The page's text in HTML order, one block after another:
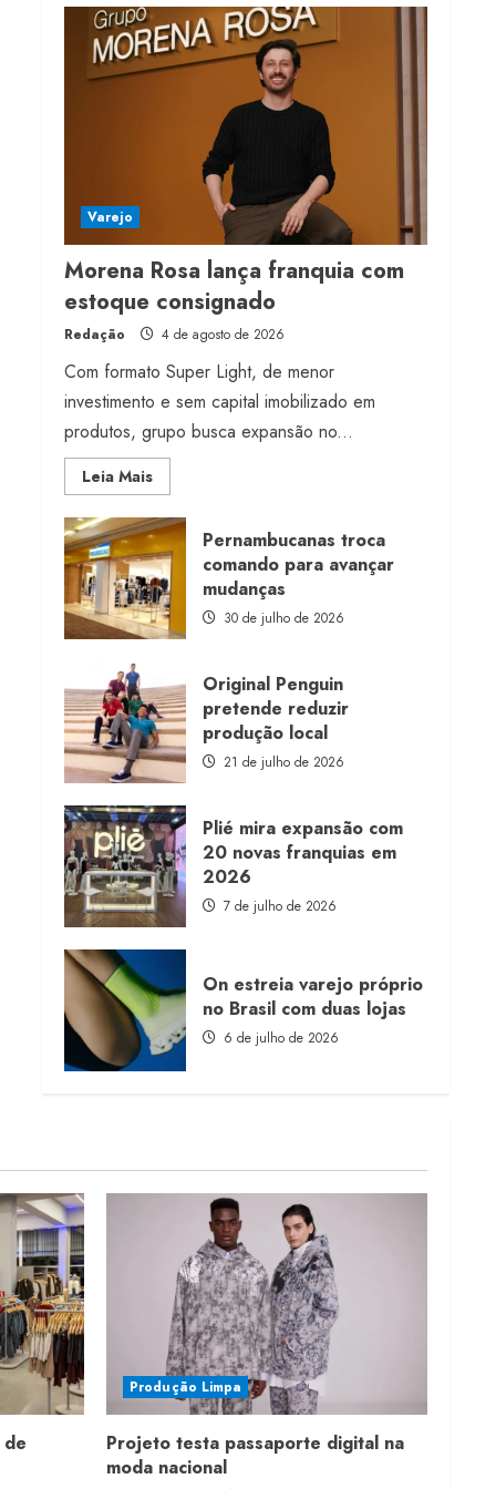
Projeto testa passaporte
digital na moda nacional
4 de agosto de 2026
Morena Rosa lança
franquia com estoque
consignado
4 de agosto de 2026
Varejo
Morena Rosa lança franquia com
estoque consignado
Redação 4 de agosto de 2026
Com formato Super Light, de menor
investimento e sem capital imobilizado em
produtos, grupo busca expansão no...
Leia MaisRead
more
Morena
Rosa
lança
franquia
com
estoque
consignado
Pernambucanas troca
comando para avançar
mudanças
30 de julho de 2026
Original Penguin
pretende reduzir
produção local
21 de julho de 2026
Plié mira expansão com
20 novas franquias em
2026
7 de julho de 2026
On estreia varejo próprio
no Brasil com duas lojas
6 de julho de 2026
Produção Limpa
Projeto testa passaporte digital na
moda nacional